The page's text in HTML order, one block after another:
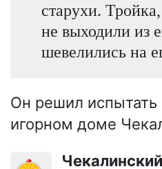
старухи.
не выходили из
шевелились на
Он решил испытать
игорном доме
Чекалинский